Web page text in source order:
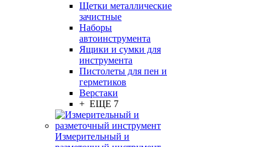
Щетки металлические
зачистные
Наборы
автоинструмента
Ящики и сумки для
инструмента
Пистолеты для пен и
герметиков
Верстаки
+ ЕЩЕ 7
Измерительный и